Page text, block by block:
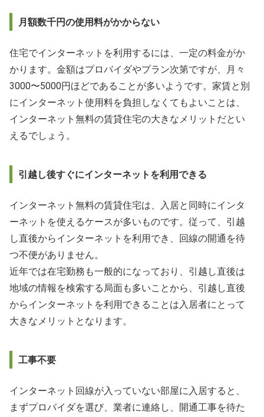
月額数千円の使用料がかからない
住宅でインターネットを利用するには、一定の料金がか
かります。金額はプロバイダやプラン次第ですが、月々
3000〜5000円ほどであることが多いようです。家賃と別
にインターネット使用料を負担しなくてもよいことは、
インターネット無料の賃貸住宅の大きなメリットだとい
えるでしょう。
引越し後すぐにインターネットを利用できる
インターネット無料の賃貸住宅は、入居と同時にインタ
ーネットを使えるケースが多いものです。従って、引越
し直後からインターネットを利用でき、回線の開通を待
つ不便がありません。
近年では在宅勤務も一般的になっており、引越し直後は
地域の情報を検索する局面も多いことから、引越し直後
からインターネットを利用できることは入居者にとって
大きなメリットとなります。
工事不要
インターネット回線が入っていない部屋に入居すると、
まずプロバイダを選び、業者に連絡し、開通工事を待た